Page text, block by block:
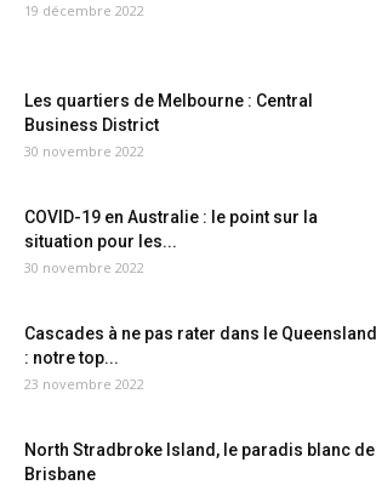
19 décembre 2022
Les quartiers de Melbourne : Central
Business District
30 novembre 2022
COVID-19 en Australie : le point sur la
situation pour les...
30 novembre 2022
Cascades à ne pas rater dans le Queensland
: notre top...
23 novembre 2022
North Stradbroke Island, le paradis blanc de
Brisbane